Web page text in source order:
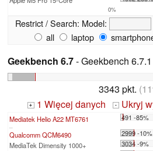
0%
Restrict / Search: Model:
all
laptop
Geekbench 6.7- Geekbench
3343 pkt.
+ 1 Więcej danych - Ukryj
Mediatek Helio A22 MT6761 491 -85%
...
Qualcomm QCM6490
2999 -10%
MediaTek Dimensity 1000+
3034 -9%